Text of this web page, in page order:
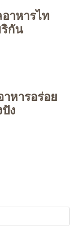
าหารไท
ริกัน
าหารอร่อย
ง